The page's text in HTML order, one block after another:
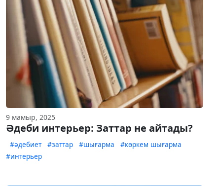
9 мамыр, 2025
Әдеби интерьер: Заттар не айтады?
#әдебиет #заттар #шығарма
#көркем шығарма
#интерьер